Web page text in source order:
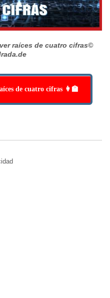
raíces de cuatro cifras©
de cuatro cifras 👩‍🏫